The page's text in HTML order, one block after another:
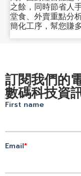
之餘，同時節省人
堂食、外賣重點分
簡化工序，幫您賺
訂閱我們的
數碼科技資